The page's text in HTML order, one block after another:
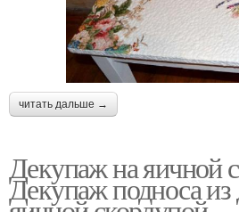
читать дальше →
Декупаж на яичной
Декупаж подноса из